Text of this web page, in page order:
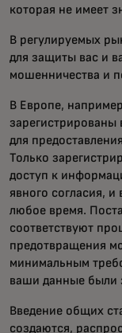
которая не имеет
В регулируемых
для защиты вас и
мошенничества и
В Европе,
для
Только
доступ к
явного согласия, и
любое время.
соответствуют
предотвращения
минимальным
ваши данные
Введение общих
создаются,